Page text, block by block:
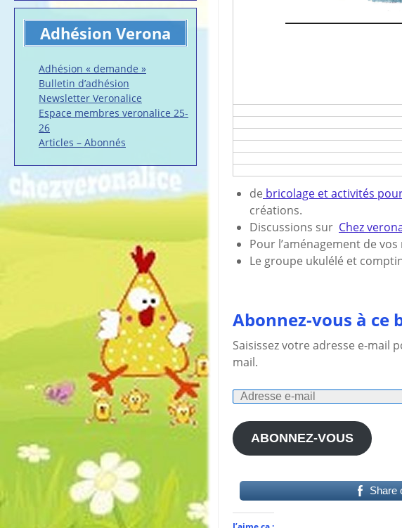
Adhésion Verona
Adhésion « demande »
Bulletin d’adhésion
Newsletter Veronalice
Espace membres veronalice 25-
26
Articles – Abonnés
de bricolage et activités
créations.
Discussions sur Chez
Pour l’aménagement de
Le groupe ukulélé et
Abonnez-vous à ce
Saisissez votre adresse e-mail
mail.
Adresse
mail
ABONNEZ-VOUS
Share